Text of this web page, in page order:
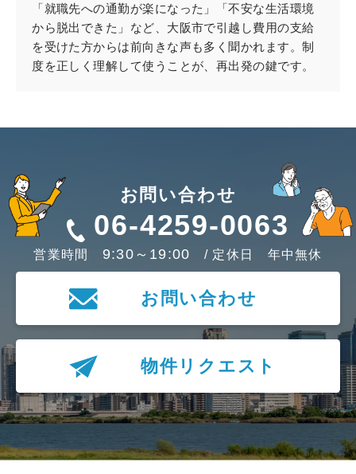
「就職先への通勤が楽になった」「不安な生活環境
から脱出できた」など、大阪市で引越し費用の支給
を受けた方からは前向きな声も多く聞かれます。制
度を正しく理解して使うことが、再出発の鍵です。
お問い合わせ
06-4259-0063
営業時間 9:30～19:00 / 定休日 年中無休
お問い合わせ
物件リクエスト